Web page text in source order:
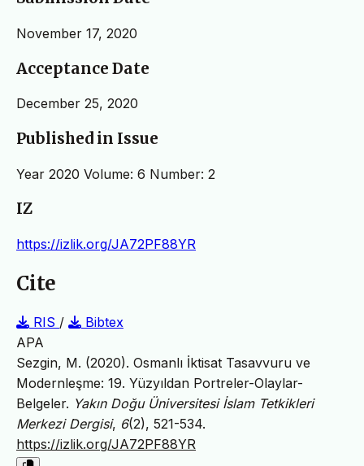
November 17, 2020
Acceptance Date
December 25, 2020
Published in Issue
Year 2020 Volume: 6 Number: 2
IZ
https://izlik.org/JA72PF88YR
Cite
RIS /
Bibtex
APA
Sezgin, M. (2020). Osmanlı İktisat Tasavvuru ve
Modernleşme: 19. Yüzyıldan Portreler-Olaylar-
Belgeler. Yakın Doğu Üniversitesi İslam Tetkikleri
Merkezi Dergisi, 6(2), 521-534.
https://izlik.org/JA72PF88YR